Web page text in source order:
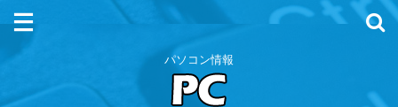
パソコン情報